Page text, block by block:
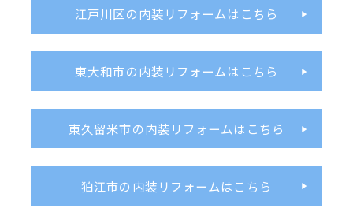
江戸川区の内装リフォームはこちら
東大和市の内装リフォームはこちら
東久留米市の内装リフォームはこちら
狛江市の内装リフォームはこちら